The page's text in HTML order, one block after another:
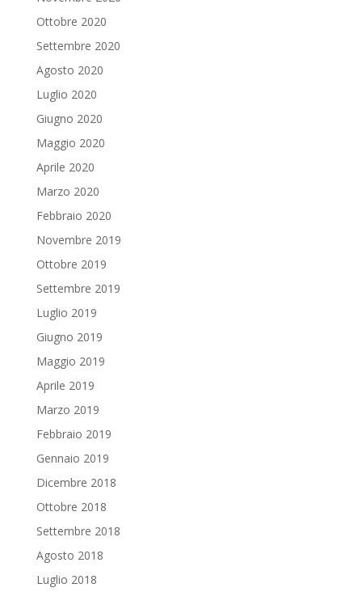
Ottobre 2020
Settembre 2020
Agosto 2020
Luglio 2020
Giugno 2020
Maggio 2020
Aprile 2020
Marzo 2020
Febbraio 2020
Novembre 2019
Ottobre 2019
Settembre 2019
Luglio 2019
Giugno 2019
Maggio 2019
Aprile 2019
Marzo 2019
Febbraio 2019
Gennaio 2019
Dicembre 2018
Ottobre 2018
Settembre 2018
Agosto 2018
Luglio 2018